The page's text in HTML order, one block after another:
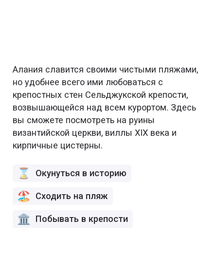
Алания славится своими чистыми пляжами,
но удобнее всего ими любоваться с
крепостных стен Сельджукской крепости,
возвышающейся над всем курортом. Здесь
вы сможете посмотреть на руины
византийской церкви, виллы XIX века и
кирпичные цистерны.
Окунуться в историю
Сходить на пляж
Побывать в крепости